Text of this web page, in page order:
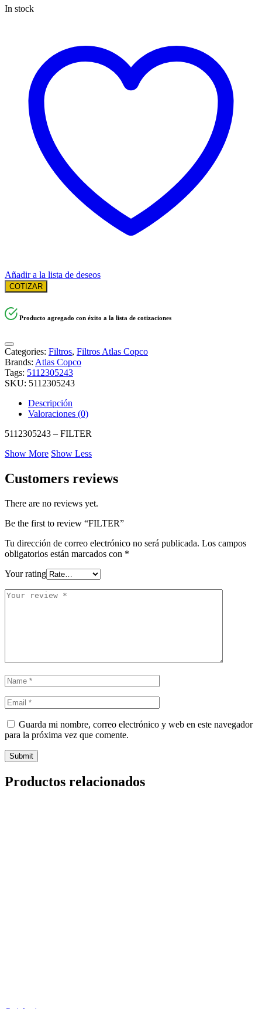
In stock
Añadir a la lista de deseos
COTIZAR
Producto agregado con éxito a la lista de cotizaciones
Categories: Filtros, Filtros Atlas Copco
Brands: Atlas Copco
Tags: 5112305243
SKU: 5112305243
Descripción
Valoraciones (0)
5112305243 – FILTER
Show More Show Less
Customers reviews
There are no reviews yet.
Be the first to review “FILTER”
Tu dirección de correo electrónico no será publicada. Los campos
obligatorios están marcados con *
Your rating
Guarda mi nombre, correo electrónico y web en este navegador
para la próxima vez que comente.
Productos relacionados